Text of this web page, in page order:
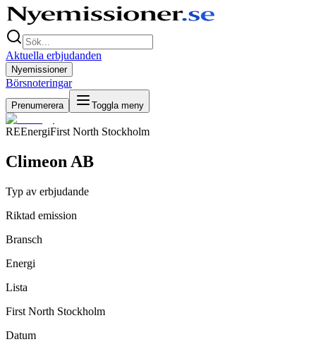
Aktuella erbjudanden
Nyemissioner
Börsnoteringar
Prenumerera Toggla meny
REEnergiFirst North Stockholm
Climeon AB
Typ av erbjudande
Riktad emission
Bransch
Energi
Lista
First North Stockholm
Datum